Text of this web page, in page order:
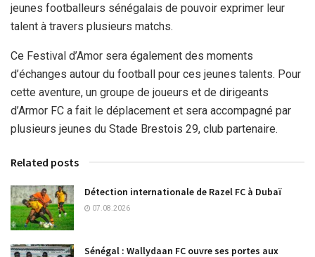
jeunes footballeurs sénégalais de pouvoir exprimer leur
talent à travers plusieurs matchs.
Ce Festival d’Amor sera également des moments
d’échanges autour du football pour ces jeunes talents. Pour
cette aventure, un groupe de joueurs et de dirigeants
d’Armor FC a fait le déplacement et sera accompagné par
plusieurs jeunes du Stade Brestois 29, club partenaire.
Related posts
Détection internationale de Razel FC à Dubaï
07.08.2026
Sénégal : Wallydaan FC ouvre ses portes aux